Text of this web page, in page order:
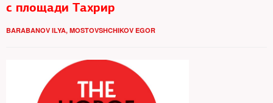
с площади Тахрир
BARABANOV ILYA, MOSTOVSHCHIKOV EGOR